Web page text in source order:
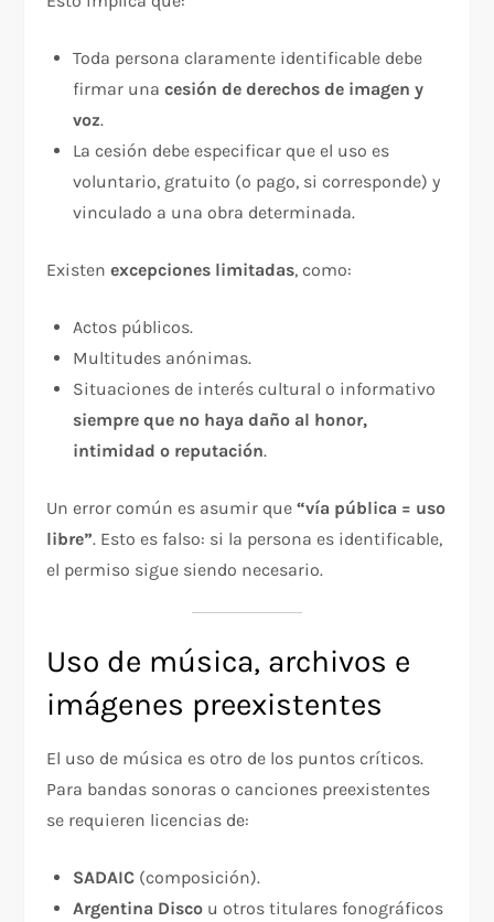
Toda persona claramente identificable debe
firmar unacesión de derechos de imagen y
voz.
La cesión debe especificar que el uso es
voluntario, gratuito (o pago, si corresponde) y
vinculado a una obra determinada.
Existenexcepciones limitadas, como:
Actos públicos.
Multitudes anónimas.
Situaciones de interés cultural o informativo
siempre que no haya daño al honor,
intimidad o reputación.
Un error común es asumir que“vía pública = uso
libre”. Esto es falso: si la persona es identificable,
el permiso sigue siendo necesario.
Uso de música, archivos e
imágenes preexistentes
El uso de música es otro de los puntos críticos.
Para bandas sonoras o canciones preexistentes
se requieren licencias de:
SADAIC (composición).
Argentina Disco u otros titulares fonográficos